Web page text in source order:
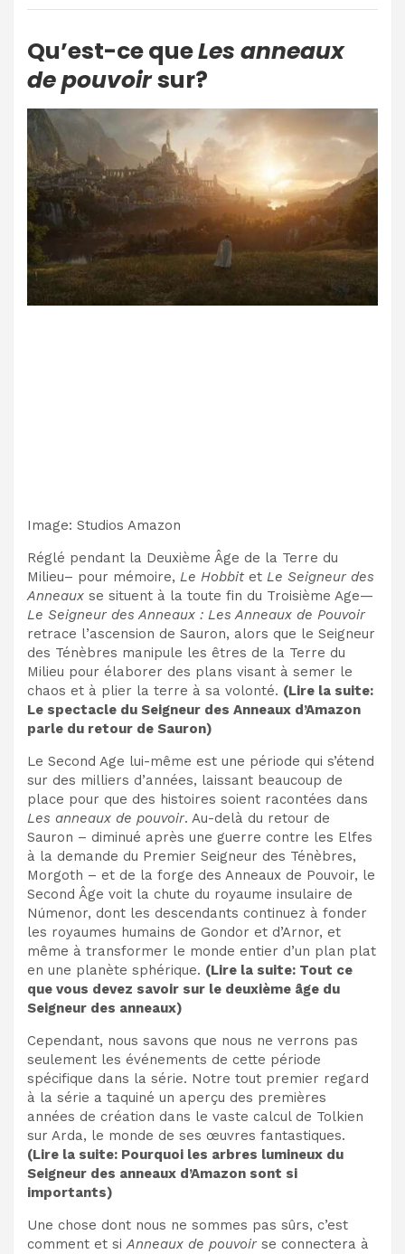
Qu’est-ce queLes anneaux
de pouvoirsur?
Image: Studios Amazon
Réglé pendant la Deuxième Âge de la Terre du
Milieu– pour mémoire, Le Hobbit et Le Seigneur des
Anneaux se situent à la toute fin du Troisième Age—
Le Seigneur des Anneaux : Les Anneaux de Pouvoir
retrace l’ascension de Sauron, alors que le Seigneur
des Ténèbres manipule les êtres de la Terre du
Milieu pour élaborer des plans visant à semer le
chaos et à plier la terre à sa volonté. (Lire la suite:
Le spectacle du Seigneur des Anneaux d’Amazon
parle du retour de Sauron)
Le Second Age lui-même est une période qui s’étend
sur des milliers d’années, laissant beaucoup de
place pour que des histoires soient racontées dans
Les anneaux de pouvoir. Au-delà du retour de
Sauron – diminué après une guerre contre les Elfes
à la demande du Premier Seigneur des Ténèbres,
Morgoth – et de la forge des Anneaux de Pouvoir, le
Second Âge voit la chute du royaume insulaire de
Númenor, dont les descendants continuez à fonder
les royaumes humains de Gondor et d’Arnor, et
même à transformer le monde entier d’un plan plat
en une planète sphérique. (Lire la suite: Tout ce
que vous devez savoir sur le deuxième âge du
Seigneur des anneaux)
Cependant, nous savons que nous ne verrons pas
seulement les événements de cette période
spécifique dans la série. Notre tout premier regard
à la série a taquiné un aperçu des premières
années de création dans le vaste calcul de Tolkien
sur Arda, le monde de ses œuvres fantastiques.
(Lire la suite: Pourquoi les arbres lumineux du
Seigneur des anneaux d’Amazon sont si
importants)
Une chose dont nous ne sommes pas sûrs, c’est
comment et siAnneaux de pouvoir se connectera à